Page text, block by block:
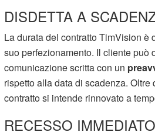
DISDETTA A
La durata del contratto TimVision è
suo perfezionamento. Il cliente può
comunicazione scritta con un
rispetto alla data di scadenza. Oltre
contratto si intende rinnovato a
RECESSO IMMEDIATO